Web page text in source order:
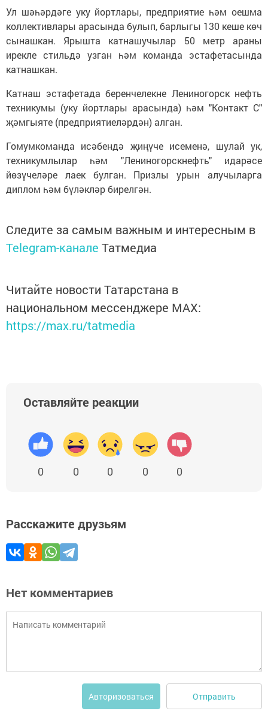
Ул шәһәрдәге уку йортлары, предприятие һәм оешма
коллективлары арасында булып, барлыгы 130 кеше көч
сынашкан. Ярышта катнашучылар 50 метр араны
ирекле стильдә узган һәм команда эстафетасында
катнашкан.
Катнаш эстафетада беренчелекне Лениногорск нефть
техникумы (уку йортлары арасында) һәм "Контакт С"
җәмгыяте (предприятиеләрдән) алган.
Гомумкоманда исәбендә җиңүче исеменә, шулай ук,
техникумлылар һәм "Лениногорскнефть" идарәсе
йөзүчеләре лаек булган. Призлы урын алучыларга
диплом һәм бүләкләр бирелгән.
Следите за самым важным и интересным в
Telegram-канале Татмедиа
Читайте новости Татарстана в
национальном мессенджере MАХ:
https://max.ru/tatmedia
Оставляйте реакции
0 0 0 0 0
Расскажите друзьям
Нет комментариев
Авторизоваться Отправить